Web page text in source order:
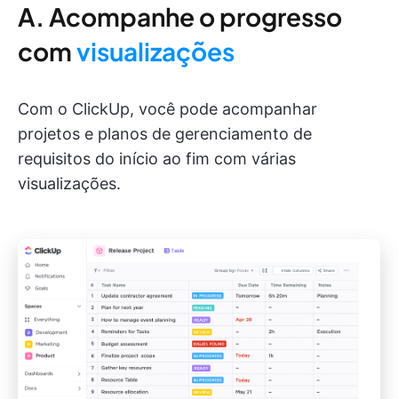
A. Acompanhe o progresso
comvisualizações
Com o ClickUp, você pode acompanhar
projetos e planos de gerenciamento de
requisitos do início ao fim com várias
visualizações.